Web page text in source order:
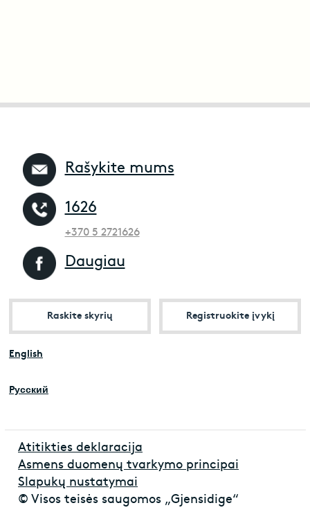
Rašykite mums
1626
+370 5 2721626
Daugiau
Raskite skyrių Registruokite įvykį
English
Pусский
Atitikties deklaracija
Asmens duomenų tvarkymo principai
Slapukų nustatymai
© Visos teisės saugomos „Gjensidige“